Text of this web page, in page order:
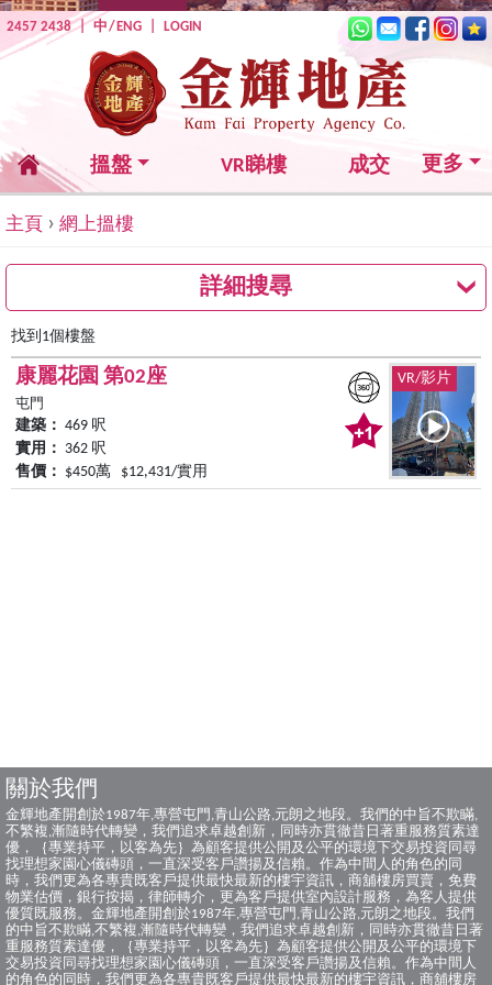
2457 2438|中/ ENG LOGIN
搵盤 VR睇樓 成交 更多
主頁 › 網上搵樓
詳細搜尋
找到1個樓盤
康麗花園 第02座
屯門
建築： 469 呎
實用： 362 呎
售價： $450萬 $12,431/實用
VR/影片
關於我們
金輝地產開創於1987年,專營屯門,青山公路,元朗之地段。我們的中旨不欺瞞,
不繁複,漸隨時代轉變，我們追求卓越創新，同時亦貫徹昔日著重服務質素達
優，｛專業持平，以客為先｝為顧客提供公開及公平的環境下交易投資同尋
找理想家園心儀磚頭，一直深受客戶讚揚及信賴。作為中間人的角色的同
時，我們更為各專貴既客戶提供最快最新的樓宇資訊，商舖樓房買賣，免費
物業估價，銀行按揭，律師轉介，更為客戶提供室內設計服務，為客人提供
優質既服務。金輝地產開創於1987年,專營屯門,青山公路,元朗之地段。我們
的中旨不欺瞞,不繁複,漸隨時代轉變，我們追求卓越創新，同時亦貫徹昔日著
重服務質素達優，｛專業持平，以客為先｝為顧客提供公開及公平的環境下
交易投資同尋找理想家園心儀磚頭，一直深受客戶讚揚及信賴。作為中間人
的角色的同時，我們更為各專貴既客戶提供最快最新的樓宇資訊，商舖樓房